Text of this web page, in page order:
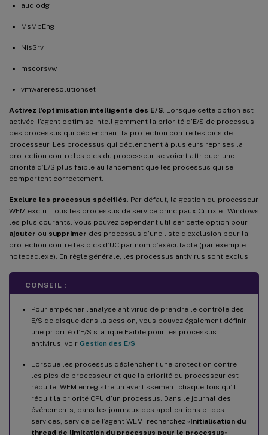
audiodg
MsMpEng
NisSrv
mscorsvw
vmwareresolutionset
Activez l’optimisation intelligente des E/S . Lorsque cette option est
activée, l’agent optimise intelligemment la priorité d’E/S de processus
des processus qui déclenchent la protection contre les pics de
processeur. Les processus qui déclenchent à plusieurs reprises la
protection contre les pics du processeur se voient attribuer une
priorité d’E/S plus faible au lancement que les processus qui se
comportent correctement.
Exclure les processus spécifiés . Par défaut, la gestion du processeur
WEM exclut tous les processus de service principaux Citrix et Windows
les plus courants. Vous pouvez cependant utiliser cette option pour
ajouter ou supprimer des processus d’une liste d’exclusion pour la
protection contre les pics d’UC par nom d’exécutable (par exemple
notepad.exe). En règle générale, les processus antivirus sont exclus.
CONSEIL :
Pour empêcher l’analyse antivirus de prendre le contrôle des
E/S de disque dans la session, vous pouvez également définir
une priorité d’E/S statique Faible pour les processus
antivirus, voir Gestion des E/S
Lorsque les processus déclenchent une protection contre
les pics de processeur et que la priorité du processeur est
réduite, WEM enregistre un avertissement chaque fois qu’il
réduit la priorité CPU d’un processus. Dans le journal des
événements, dans les journaux des applications et des
services, service de l’agent WEM, recherchez «Initialisation du
thread de limitation du processus pour le processus».